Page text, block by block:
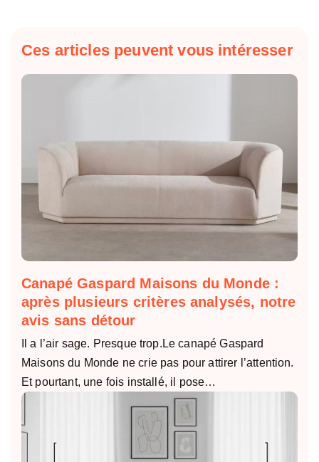
Ces articles peuvent vous intéresser
Canapé Gaspard Maisons du Monde :
après plusieurs critères analysés, notre
avis sans détour
Il a l’air sage. Presque trop.Le canapé Gaspard
Maisons du Monde ne crie pas pour attirer l’attention.
Et pourtant, une fois installé, il pose…